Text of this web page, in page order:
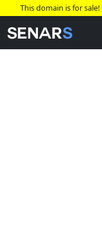
This domain is for